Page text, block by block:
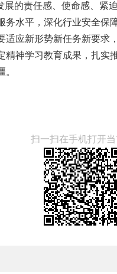
的责任感、使命感、紧
水平，深化行业安全
适应新形势新任务新要
神学习教育成果，扎实
扫一扫在手机打开